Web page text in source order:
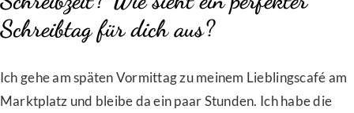
Schreibtag für dich aus?
Ich gehe am späten Vormittag zu meinem Lieblingscafé am
Marktplatz und bleibe da ein paar Stunden. Ich habe die